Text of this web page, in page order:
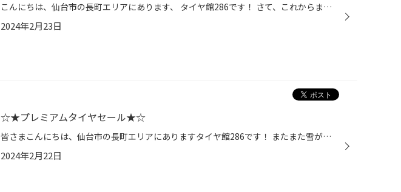
こんにちは、仙台市の長町エリアにあります、 タイヤ館286です！ さて、これからまだ少し寒い冬が続きそうなので、 今履いている冬タイヤに少しでも不安のある方、 今がチャンスです(^^) タイヤ館のアプリをダウンロードで さらにお得になってます★ ぜひこの機会にお越しくださいませ(^^) ★ーーーー...
2024年2月23日
☆★プレミアムタイヤセール★☆
皆さまこんにちは、仙台市の長町エリアにありますタイヤ館286です！ またまた雪が降り積もりましたね。先日まで暖かったのに冬に逆戻り してしまいました。いま履いているスタッドレスタイヤは滑っていませんか？ 雪が溶けても今度は凍結路面の危険性がありますので、少しでも不安がありましたら 新...
2024年2月22日